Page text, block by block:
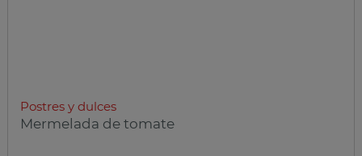
Postres y dulces
Mermelada de tomate